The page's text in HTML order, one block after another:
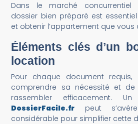
Dans le marché concurrentiel
dossier bien préparé est
et obtenir l’appartement que vous
Éléments clés d’un
location
Pour chaque document
comprendre sa nécessité et
rassembler efficacement.
DossierFacile.fr peut
considérable pour simplifier cette